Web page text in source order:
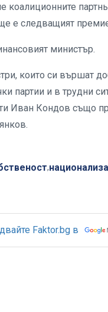
е следващият
министър.
които си вършат
партии и в трудни
Иван Кондов също
,
Faktor.bg в